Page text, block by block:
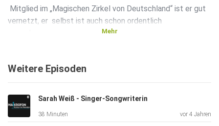
Mitglied im „Magischen Zirkel von Deutschland“ ist er gut
vernetzt, er selbst ist auch schon ordentlich
Auftrittssituationen. Von der großen Show, dem
Feier
– Jeff de Fire hat dank seiner langjährigen Erfahrung
Tricks auf Lager wie ein ganz Großer – und der ist er! Ob
Mehr
Weitere Episoden
Sarah Weiß - Singer-Songwriterin
38 Minuten vor 4 Jahren